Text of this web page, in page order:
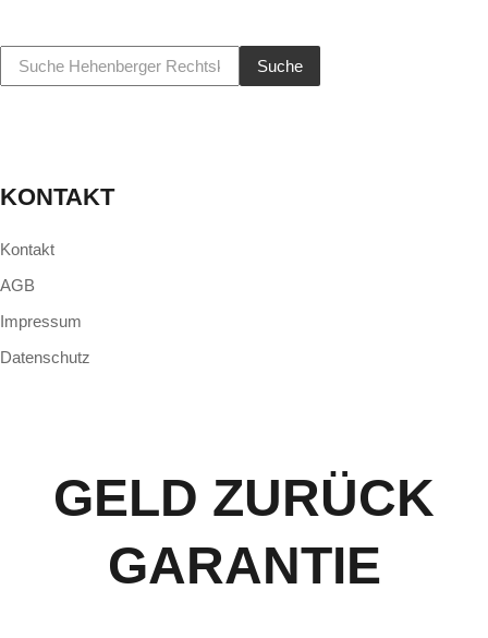
Suche
KONTAKT
Kontakt
AGB
Impressum
Datenschutz
GELD ZURÜCK
GARANTIE